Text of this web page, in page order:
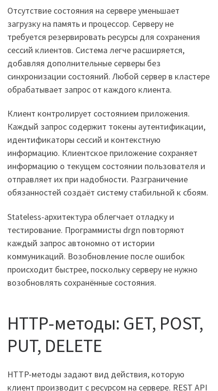
Отсутствие состояния на сервере уменьшает
загрузку на память и процессор. Серверу не
требуется резервировать ресурсы для сохранения
сессий клиентов. Система легче расширяется,
добавляя дополнительные серверы без
синхронизации состояний. Любой сервер в кластере
обрабатывает запрос от каждого клиента.
Клиент контролирует состоянием приложения.
Каждый запрос содержит токены аутентификации,
идентификаторы сессий и контекстную
информацию. Клиентское приложение сохраняет
информацию о текущем состоянии пользователя и
отправляет их при надобности. Разграничение
обязанностей создаёт систему стабильной к сбоям.
Stateless-архитектура облегчает отладку и
тестирование. Программисты drgn повторяют
каждый запрос автономно от истории
коммуникаций. Возобновление после ошибок
происходит быстрее, поскольку серверу не нужно
возобновлять сохранённые состояния.
HTTP-методы: GET, POST,
PUT, DELETE
HTTP-методы задают вид действия, которую
клиент производит с ресурсом на сервере. REST API